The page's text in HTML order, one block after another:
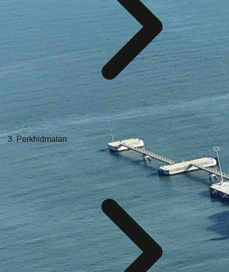
Perkhidmatan